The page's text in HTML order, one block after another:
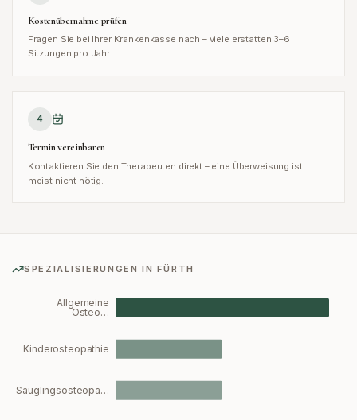
Kostenübernahme prüfen
Fragen Sie bei Ihrer Krankenkasse nach – viele erstatten 3–6
Sitzungen pro Jahr.
4
Termin vereinbaren
Kontaktieren Sie den Therapeuten direkt – eine Überweisung ist
meist nicht nötig.
SPEZIALISIERUNGEN INFÜRTH
Allgemeine
Osteo…
Kinderosteopathie
Säuglingsosteopa…